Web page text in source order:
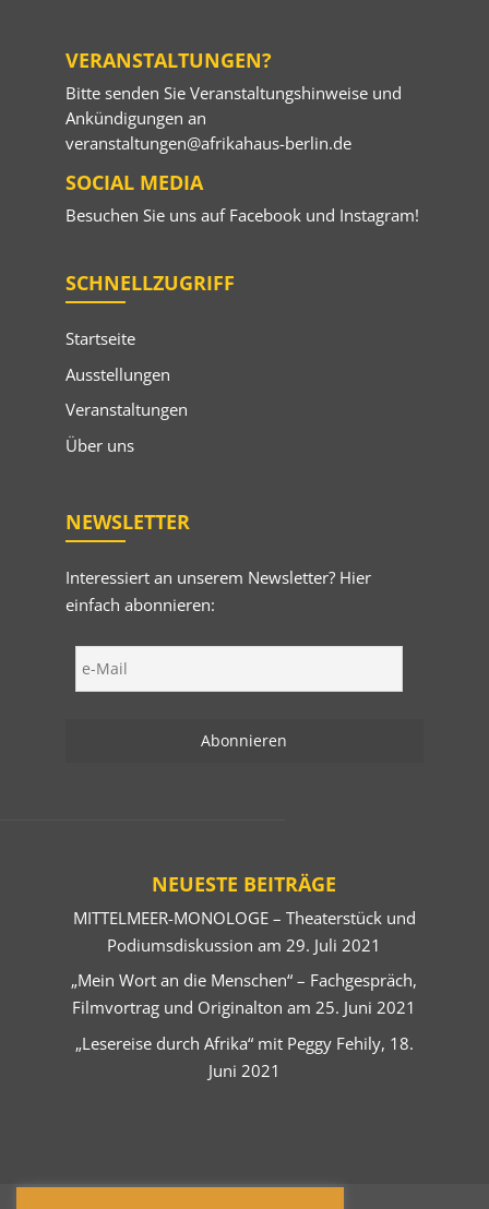
VERANSTALTUNGEN?
Bitte senden Sie Veranstaltungshinweise und
Ankündigungen an
veranstaltungen@afrikahaus-berlin.de
SOCIAL MEDIA
Besuchen Sie uns auf Facebookund Instagram!
SCHNELLZUGRIFF
Startseite
Ausstellungen
Veranstaltungen
Über uns
NEWSLETTER
Interessiert an unserem Newsletter? Hier
einfach abonnieren:
NEUESTE BEITRÄGE
MITTELMEER-MONOLOGE – Theaterstück und
Podiumsdiskussion am 29. Juli 2021
„Mein Wort an die Menschen“ – Fachgespräch,
Filmvortrag und Originalton am 25. Juni 2021
„Lesereise durch Afrika“ mit Peggy Fehily, 18.
Juni 2021